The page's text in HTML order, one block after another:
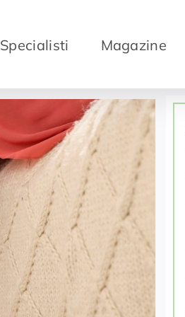
Specialisti Magazine